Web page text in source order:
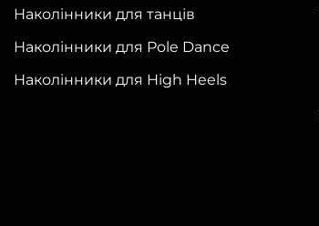
товару
Наколінники для танців
Наколінники для Pole Dance
Наколінники для High Heels